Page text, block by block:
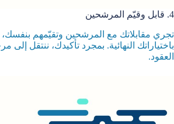
4. قابل وقيّم المرشحين
تجري مقابلاتك مع المرشحين وتقيّمهم بنفسك،
باختياراتك النهائية. بمجرد تأكيدك، ننتقل إلى
العقود.